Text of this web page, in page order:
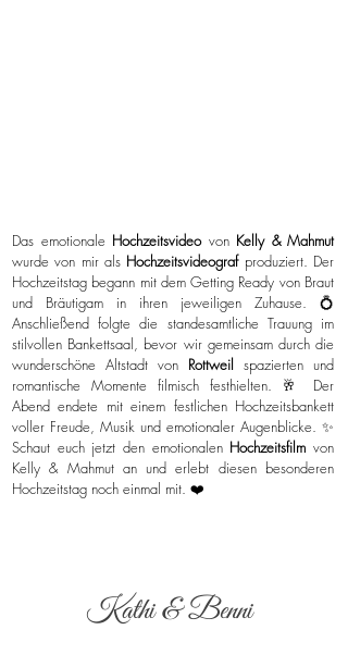
Das emotionale Hochzeitsvideovon Kelly & Mahmut
wurde von mir als Hochzeitsvideograf produziert. Der
Hochzeitstag begann mit dem Getting Ready von Braut
und Bräutigam in ihren jeweiligen Zuhause. 💍
Anschließend folgte die standesamtliche Trauung im
stilvollen Bankettsaal, bevor wir gemeinsam durch die
wunderschöne Altstadt von Rottweil spazierten und
romantische Momente filmisch festhielten. 🥂 Der
Abend endete mit einem festlichen Hochzeitsbankett
voller Freude, Musik und emotionaler Augenblicke. ✨
Schaut euch jetzt den emotionalen Hochzeitsfilmvon
Kelly & Mahmut an und erlebt diesen besonderen
Hochzeitstag noch einmal mit. ❤️
Kathi & Benni